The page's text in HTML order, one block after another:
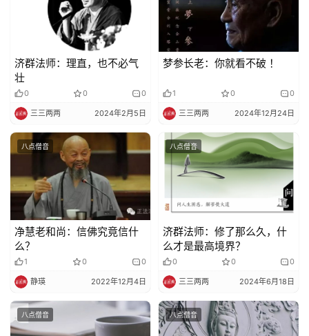
济群法师：理直，也不必气
壮
0 0 0
三三两两 2024年2月5日
梦参长老：你就看不破 ！
1 0 0
三三两两 2024年12月24日
八点僧音
净慧老和尚：信佛究竟信什
么？
1 0 0
静瑛 2022年12月4日
八点僧音
济群法师：修了那么久，什
么才是最高境界？
0 0 0
三三两两 2024年6月18日
八点僧音 八点僧音